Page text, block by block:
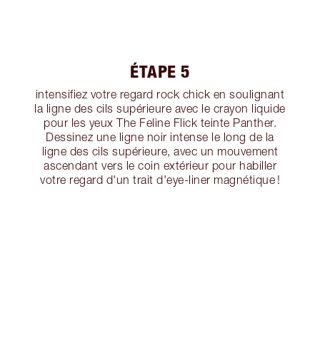
ÉTAPE 5
intensifiez votre regard rock chick en soulignant
la ligne des cils supérieure avec le crayon liquide
pour les yeux The Feline Flick teinte Panther.
Dessinez une ligne noir intense le long de la
ligne des cils supérieure, avec un mouvement
ascendant vers le coin extérieur pour habiller
votre regard d'un trait d'eye-liner magnétique !